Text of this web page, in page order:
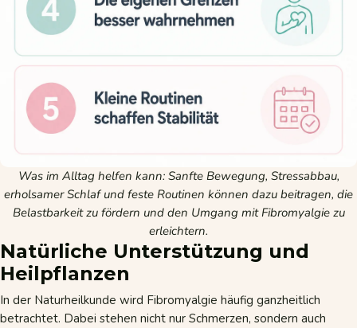
Was im Alltag helfen kann: Sanfte Bewegung, Stressabbau,
erholsamer Schlaf und feste Routinen können dazu beitragen, die
Belastbarkeit zu fördern und den Umgang mit Fibromyalgie zu
erleichtern.
Natürliche Unterstützung und
Heilpflanzen
In der Naturheilkunde wird Fibromyalgie häufig ganzheitlich
betrachtet. Dabei stehen nicht nur Schmerzen, sondern auch